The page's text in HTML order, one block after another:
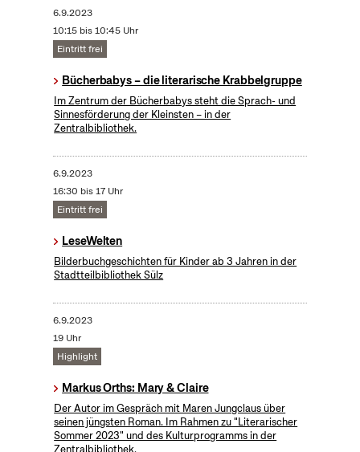
6.9.2023
10:15 bis 10:45 Uhr
Eintritt frei
Bücherbabys – die literarische Krabbelgruppe
Im Zentrum der Bücherbabys steht die Sprach- und
Sinnesförderung der Kleinsten – in der
Zentralbibliothek.
6.9.2023
16:30 bis 17 Uhr
Eintritt frei
LeseWelten
Bilderbuchgeschichten für Kinder ab 3 Jahren in der
Stadtteilbibliothek Sülz
6.9.2023
19 Uhr
Highlight
Markus Orths: Mary & Claire
Der Autor im Gespräch mit Maren Jungclaus über
seinen jüngsten Roman. Im Rahmen zu "Literarischer
Sommer 2023" und des Kulturprogramms in der